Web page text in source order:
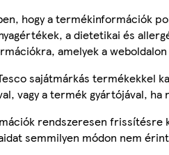
hogy a termékinformációk
a dietetikai és
amelyek a
sajátmárkás
vagy a termék gyártójával,
rendszeresen
semmilyen módon nem